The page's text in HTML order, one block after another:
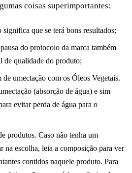
coisas superimportantes:
que se terá bons resultados;
do protocolo da marca também
de qualidade do produto;
umectação com os Óleos Vegetais.
(absorção de água) e sim
evitar perda de água para o
produtos. Caso não tenha um
na escolha, leia a composição para ver
contidos naquele produto. Para